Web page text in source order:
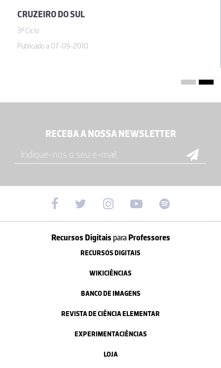
CRUZEIRO DO SUL
3º Ciclo
Publicado a 07-09-2010
RECEBA A NOSSA NEWSLETTER
Recursos Digitais paraProfessores
RECURSOS DIGITAIS
WIKICIÊNCIAS
BANCO DE IMAGENS
REVISTA DE CIÊNCIA ELEMENTAR
EXPERIMENTACIÊNCIAS
LOJA